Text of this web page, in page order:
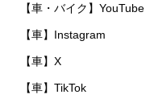
【車・バイク】YouTube
【車】Instagram
【車】X
【車】TikTok